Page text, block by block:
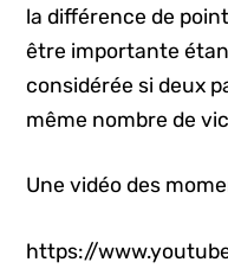
la différence de
être importante
considérée si deux
même nombre de
Une vidéo des
https://